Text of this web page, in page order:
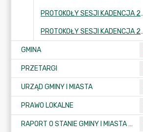
PROTOKOŁY
PROTOKOŁY
GMINA
PRZETARGI
URZĄD GMINY I MIASTA
PRAWO LOKALNE
RAPORT O STANIE GMINY I MIASTA KRAJENKA